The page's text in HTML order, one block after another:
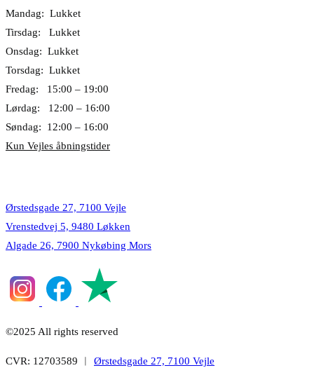
Mandag: Lukket
Tirsdag: Lukket
Onsdag: Lukket
Torsdag: Lukket
Fredag: 15:00 – 19:00
Lørdag: 12:00 – 16:00
Søndag: 12:00 – 16:00
Kun Vejles åbningstider
Ørstedsgade 27, 7100 Vejle
Vrenstedvej 5, 9480 Løkken
Algade 26, 7900 Nykøbing Mors
©2025 All rights reserved
CVR: 12703589 ︱ Ørstedsgade 27, 7100 Vejle